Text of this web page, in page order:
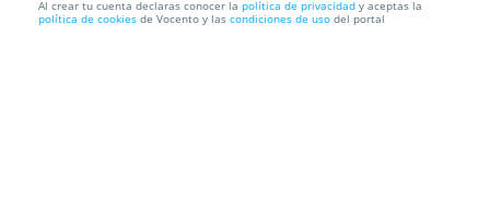
Entradas Pinocchio Madrid
Al crear tu cuenta declaras conocer la política de privacidad y aceptas la
política de cookies de Vocento y las condiciones de uso del portal